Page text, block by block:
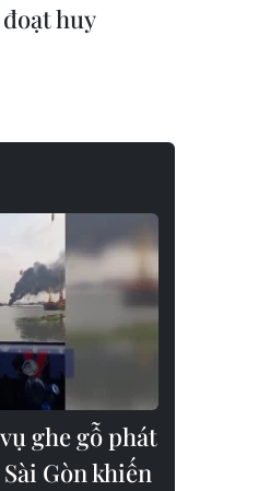
huy
ghe gỗ phát
Gòn khiến